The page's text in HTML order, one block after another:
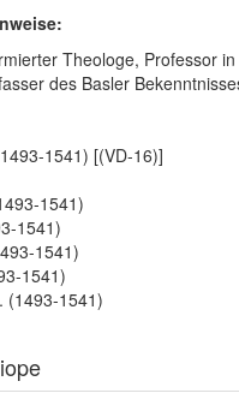
Theologe, Professor
des Basler
1541) [(VD-16)]
1541)
1541)
1541)
1541)
(1493-1541)